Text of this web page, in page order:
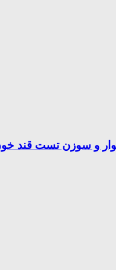
نوار و سوزن تست قند